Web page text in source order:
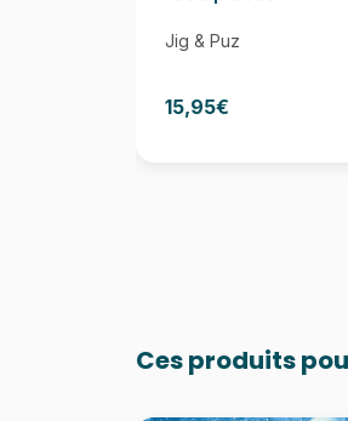
Jig & Puz
15,95€
Ces produits